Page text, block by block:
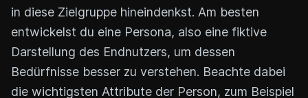
in diese Zielgruppe hineindenkst. Am besten
entwickelst du eine Persona, also eine fiktive
Darstellung des Endnutzers, um dessen
Bedürfnisse besser zu verstehen. Beachte dabei
die wichtigsten Attribute der Person, zum Beispiel